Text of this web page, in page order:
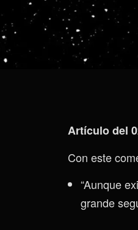
Artículo del
Con este
“Aunque
grande